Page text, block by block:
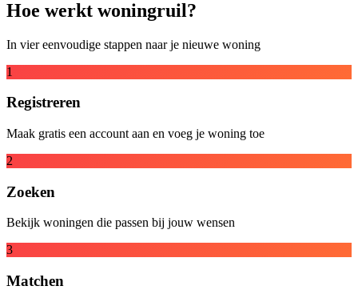
Hoe werkt woningruil?
In vier eenvoudige stappen naar je nieuwe woning
1
Registreren
Maak gratis een account aan en voeg je woning toe
2
Zoeken
Bekijk woningen die passen bij jouw wensen
3
Matchen